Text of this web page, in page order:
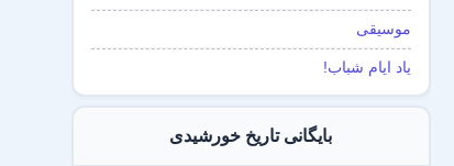
موسیقی
یاد ایام شباب!
بایگانی تاریخ خورشیدی